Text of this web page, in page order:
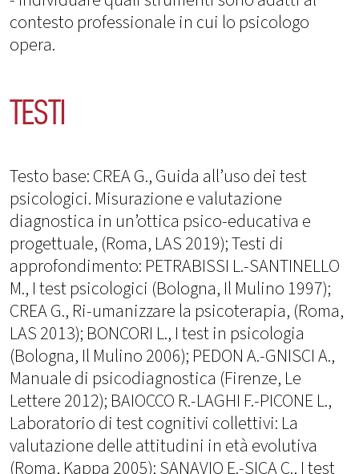
contesto professionale in cui lo psicologo
opera.
TESTI
Testo base: CREA G., Guida all’uso dei test
psicologici. Misurazione e valutazione
diagnostica in un’ottica psico-educativa e
progettuale, (Roma, LAS 2019); Testi di
approfondimento: PETRABISSI L.-SANTINELLO
M., I test psicologici (Bologna, Il Mulino 1997);
CREA G., Ri-umanizzare la psicoterapia, (Roma,
LAS 2013); BONCORI L., I test in psicologia
(Bologna, Il Mulino 2006); PEDON A.-GNISCI A.,
Manuale di psicodiagnostica (Firenze, Le
Lettere 2012); BAIOCCO R.-LAGHI F.-PICONE L.,
Laboratorio di test cognitivi collettivi: La
valutazione delle attitudini in età evolutiva
(Roma, Kappa 2005); SANAVIO E.-SICA C., I test